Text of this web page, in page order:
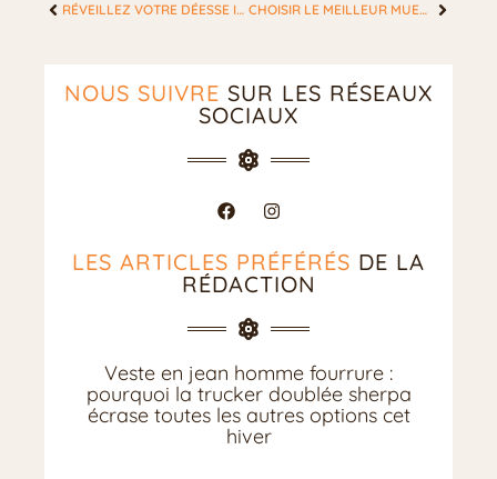
RÉVEILLEZ VOTRE DÉESSE INTÉRIEURE : UNE ROUTINE MATINALE BIEN-ÊTRE RÉVOLUTIONNAIRE CHOISIR LE MEILLEUR MUESLI : LE GUIDE INATTENDU POUR LES FEMMES AVISÉES
NOUS SUIVRE SUR LES RÉSEAUX
SOCIAUX
LES ARTICLES PRÉFÉRÉS DE LA
RÉDACTION
Veste en jean homme fourrure :
pourquoi la trucker doublée sherpa
écrase toutes les autres options cet
hiver